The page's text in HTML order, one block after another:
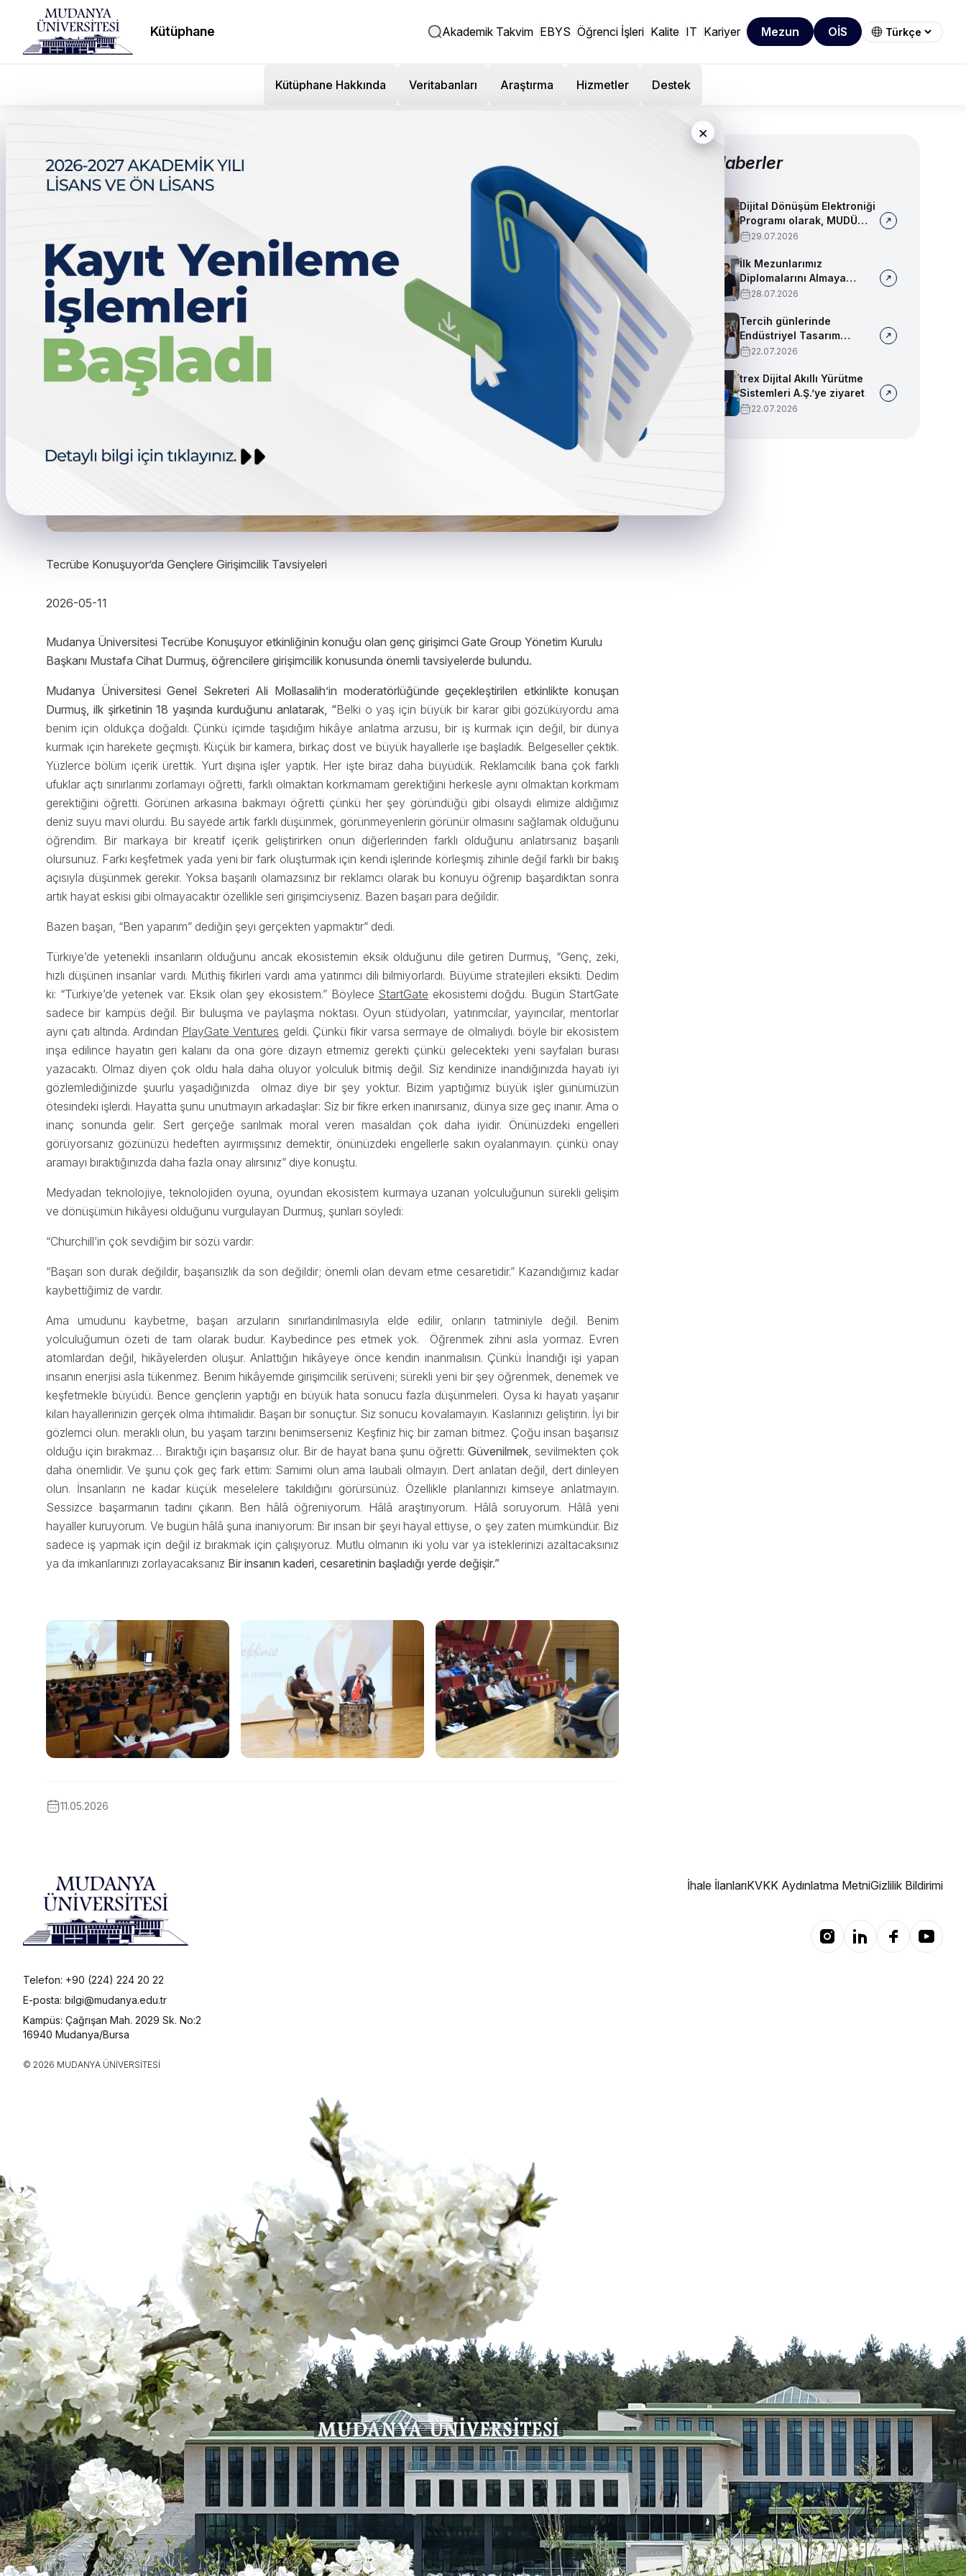
Kütüphane Akademik Takvim EBYS Öğrenci İşleri Kalite IT Kariyer Mezun OİS
Kütüphane Hakkında Veritabanları Araştırma Hizmetler Destek
×
Tecrübe Konuşuyor’da Gençlere Girişimcilik
Tavsiyeleri
Tecrübe Konuşuyor’da Gençlere Girişimcilik Tavsiyeleri
2026-05-11
Mudanya Üniversitesi Tecrübe Konuşuyor etkinliğinin konuğu olan genç girişimci Gate Group Yönetim Kurulu
Başkanı Mustafa Cihat Durmuş, öğrencilere girişimcilik konusunda önemli tavsiyelerde bulundu.
Mudanya Üniversitesi Genel Sekreteri Ali Mollasalih’in moderatörlüğünde geçekleştirilen etkinlikte konuşan
Durmuş, ilk şirketinin 18 yaşında kurduğunu anlatarak, “Belki o yaş için büyük bir karar gibi gözüküyordu ama
benim için oldukça doğaldı. Çünkü içimde taşıdığım hikâye anlatma arzusu, bir iş kurmak için değil, bir dünya
kurmak için harekete geçmişti. Küçük bir kamera, birkaç dost ve büyük hayallerle işe başladık. Belgeseller çektik.
Yüzlerce bölüm içerik ürettik. Yurt dışına işler yaptık. Her işte biraz daha büyüdük. Reklamcılık bana çok farklı
ufuklar açtı sınırlarımı zorlamayı öğretti, farklı olmaktan korkmamam gerektiğini herkesle aynı olmaktan korkmam
gerektiğini öğretti. Görünen arkasına bakmayı öğretti çünkü her şey göründüğü gibi olsaydı elimize aldığımız
deniz suyu mavi olurdu. Bu sayede artık farklı düşünmek, görünmeyenlerin görünür olmasını sağlamak olduğunu
öğrendim. Bir markaya bir kreatif içerik geliştirirken onun diğerlerinden farklı olduğunu anlatırsanız başarılı
olursunuz. Farkı keşfetmek yada yeni bir fark oluşturmak için kendi işlerinde körleşmiş zihinle değil farklı bir bakış
açısıyla düşünmek gerekir. Yoksa başarılı olamazsınız bir reklamcı olarak bu konuyu öğrenip başardıktan sonra
artık hayat eskisi gibi olmayacaktır özellikle seri girişimciyseniz. Bazen başarı para değildir.
Bazen başarı, “Ben yaparım” dediğin şeyi gerçekten yapmaktır” dedi.
Türkiye’de yetenekli insanların olduğunu ancak ekosistemin eksik olduğunu dile getiren Durmuş, “Genç, zeki,
hızlı düşünen insanlar vardı. Müthiş fikirleri vardı ama yatırımcı dili bilmiyorlardı. Büyüme stratejileri eksikti. Dedim
ki: “Türkiye’de yetenek var. Eksik olan şey ekosistem.” Böylece StartGate ekosistemi doğdu. Bugün StartGate
sadece bir kampüs değil. Bir buluşma ve paylaşma noktası. Oyun stüdyoları, yatırımcılar, yayıncılar, mentorlar
aynı çatı altında. Ardından PlayGate Ventures geldi. Çünkü fikir varsa sermaye de olmalıydı. böyle bir ekosistem
inşa edilince hayatın geri kalanı da ona göre dizayn etmemiz gerekti çünkü gelecekteki yeni sayfaları burası
yazacaktı. Olmaz diyen çok oldu hala daha oluyor yolculuk bitmiş değil. Siz kendinize inandığınızda hayatı iyi
gözlemlediğinizde şuurlu yaşadığınızda olmaz diye bir şey yoktur. Bizim yaptığımız büyük işler günümüzün
ötesindeki işlerdi. Hayatta şunu unutmayın arkadaşlar: Siz bir fikre erken inanırsanız, dünya size geç inanır. Ama o
inanç sonunda gelir. Sert gerçeğe sarılmak moral veren masaldan çok daha iyidir. Önünüzdeki engelleri
görüyorsanız gözünüzü hedeften ayırmışsınız demektir, önünüzdeki engellerle sakın oyalanmayın. çünkü onay
aramayı bıraktığınızda daha fazla onay alırsınız” diye konuştu.
Medyadan teknolojiye, teknolojiden oyuna, oyundan ekosistem kurmaya uzanan yolculuğunun sürekli gelişim
ve dönüşümün hikâyesi olduğunu vurgulayan Durmuş, şunları söyledi:
“Churchill’in çok sevdiğim bir sözü vardır:
“Başarı son durak değildir, başarısızlık da son değildir; önemli olan devam etme cesaretidir.” Kazandığımız kadar
kaybettiğimiz de vardır.
Ama umudunu kaybetme, başarı arzuların sınırlandırılmasıyla elde edilir, onların tatminiyle değil. Benim
yolculuğumun özeti de tam olarak budur. Kaybedince pes etmek yok. Öğrenmek zihni asla yormaz. Evren
atomlardan değil, hikâyelerden oluşur. Anlattığın hikâyeye önce kendin inanmalısın. Çünkü İnandığı işi yapan
insanın enerjisi asla tükenmez. Benim hikâyemde girişimcilik serüveni; sürekli yeni bir şey öğrenmek, denemek ve
keşfetmekle büyüdü. Bence gençlerin yaptığı en büyük hata sonucu fazla düşünmeleri. Oysa ki hayatı yaşanır
kılan hayallerinizin gerçek olma ihtimalidir. Başarı bir sonuçtur. Siz sonucu kovalamayın. Kaslarınızı geliştirin. İyi bir
gözlemci olun. meraklı olun, bu yaşam tarzını benimserseniz Keşfiniz hiç bir zaman bitmez. Çoğu insan başarısız
olduğu için bırakmaz… Bıraktığı için başarısız olur. Bir de hayat bana şunu öğretti:Güvenilmek, sevilmekten çok
daha önemlidir. Ve şunu çok geç fark ettim: Samimi olun ama laubali olmayın. Dert anlatan değil, dert dinleyen
olun. İnsanların ne kadar küçük meselelere takıldığını görürsünüz. Özellikle planlarınızı kimseye anlatmayın.
Sessizce başarmanın tadını çıkarın. Ben hâlâ öğreniyorum. Hâlâ araştırıyorum. Hâlâ soruyorum. Hâlâ yeni
hayaller kuruyorum. Ve bugün hâlâ şuna inanıyorum: Bir insan bir şeyi hayal ettiyse, o şey zaten mümkündür. Biz
sadece iş yapmak için değil iz bırakmak için çalışıyoruz. Mutlu olmanın iki yolu var ya isteklerinizi azaltacaksınız
ya da imkanlarınızı zorlayacaksanız Bir insanın kaderi, cesaretinin başladığı yerde değişir.”
11.05.2026
Diğer Haberler
Dijital Dönüşüm Elektroniği
Programı olarak, MUDÜ
Tercih Tanıtım Günleri'nde
29.07.2026
İlk Mezunlarımız
Diplomalarını Almaya
Başladı
28.07.2026
Tercih günlerinde
Endüstriyel Tasarım
bölümümüzü tanıtmaya
22.07.2026
trex Dijital Akıllı Yürütme
Sistemleri A.Ş.’ye ziyaret
22.07.2026
Telefon: +90 (224) 224 20 22
E-posta: bilgi@mudanya.edu.tr
Kampüs: Çağrışan Mah. 2029 Sk. No:2
16940 Mudanya/Bursa
© 2026 MUDANYA ÜNIVERSITESI
İhale İlanlarıKVKK Aydınlatma MetniGizlilik Bildirimi